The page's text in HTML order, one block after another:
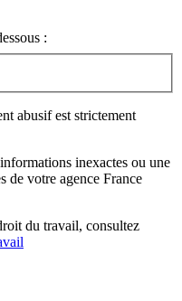
:
abusif est strictement
informations inexactes ou une
de votre agence France
du travail, consultez